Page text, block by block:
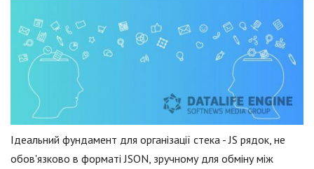
Ідеальний фундамент для організації стека - JS рядок, не
обов'язково в форматі JSON, зручному для обміну між